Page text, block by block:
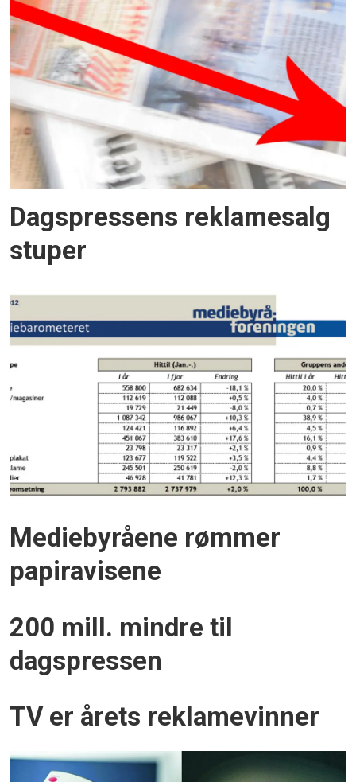
Dagspressens reklamesalg
stuper
Mediebyråene rømmer
papiravisene
200 mill. mindre til
dagspressen
TV er årets reklamevinner